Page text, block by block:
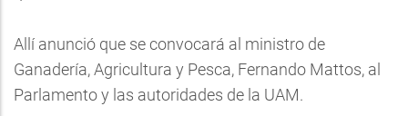
Allí anunció que se convocará al ministro de
Ganadería, Agricultura y Pesca, Fernando Mattos, al
Parlamento y las autoridades de la UAM.